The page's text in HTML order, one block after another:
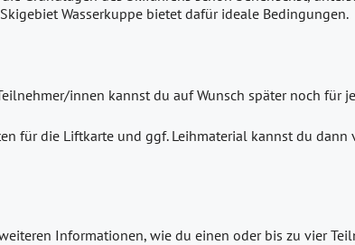
Wasserkuppe bietet dafür ideale Bedingungen.
innen kannst du auf Wunsch später noch für
für die Liftkarte und ggf. Leihmaterial kannst du
Informationen, wie du einen oder bis zu vier